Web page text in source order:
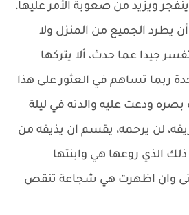
ويزيد من صعوبة الأمر عليها،
يطرد الجميع من المنزل ولا
جيدا عما حدث، ألا يتركها
ربما تساهم في العثور على هذا
ودعت عليه والدته في ليلة
لن يرحمه، يقسم ان يذيقه من
الذي روعها هي وابنتها
وان اظهرت هي شجاعة تنقص